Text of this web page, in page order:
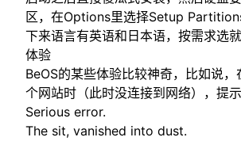
区，在Options里选择Setup
下来语言有英语和日本语，按需求选就
体验
BeOS的某些体验比较神奇，比如说
个网站时（此时没连接到网络），提示
Serious error.
The sit, vanished into dust.